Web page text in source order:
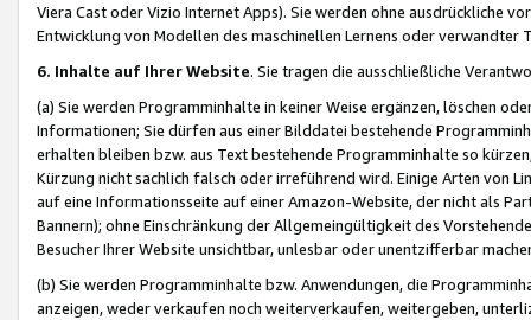
Viera Cast oder Vizio Internet Apps). Sie werden ohne ausdrückliche
Entwicklung von Modellen des maschinellen Lernens oder
6. Inhalte auf Ihrer Website. Sie tragen die ausschließliche
(a) Sie werden Programminhalte in keiner Weise ergänzen, löschen
Informationen; Sie dürfen aus einer Bilddatei bestehende
erhalten bleiben bzw. aus Text bestehende Programminhalte so
Kürzung nicht sachlich falsch oder irreführend wird. Einige Arten von
auf eine Informationsseite auf einer Amazon-Website, der nicht als
Bannern); ohne Einschränkung der Allgemeingültigkeit des
Besucher Ihrer Website unsichtbar, unlesbar oder unentzifferbar
(b) Sie werden Programminhalte bzw. Anwendungen, die
anzeigen, weder verkaufen noch weiterverkaufen, weitergeben,